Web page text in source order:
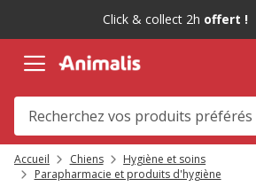
message,
Click & collect 2h offert !
Accueil Chiens
Hygiène et soins
Parapharmacie et produits d'hygiène